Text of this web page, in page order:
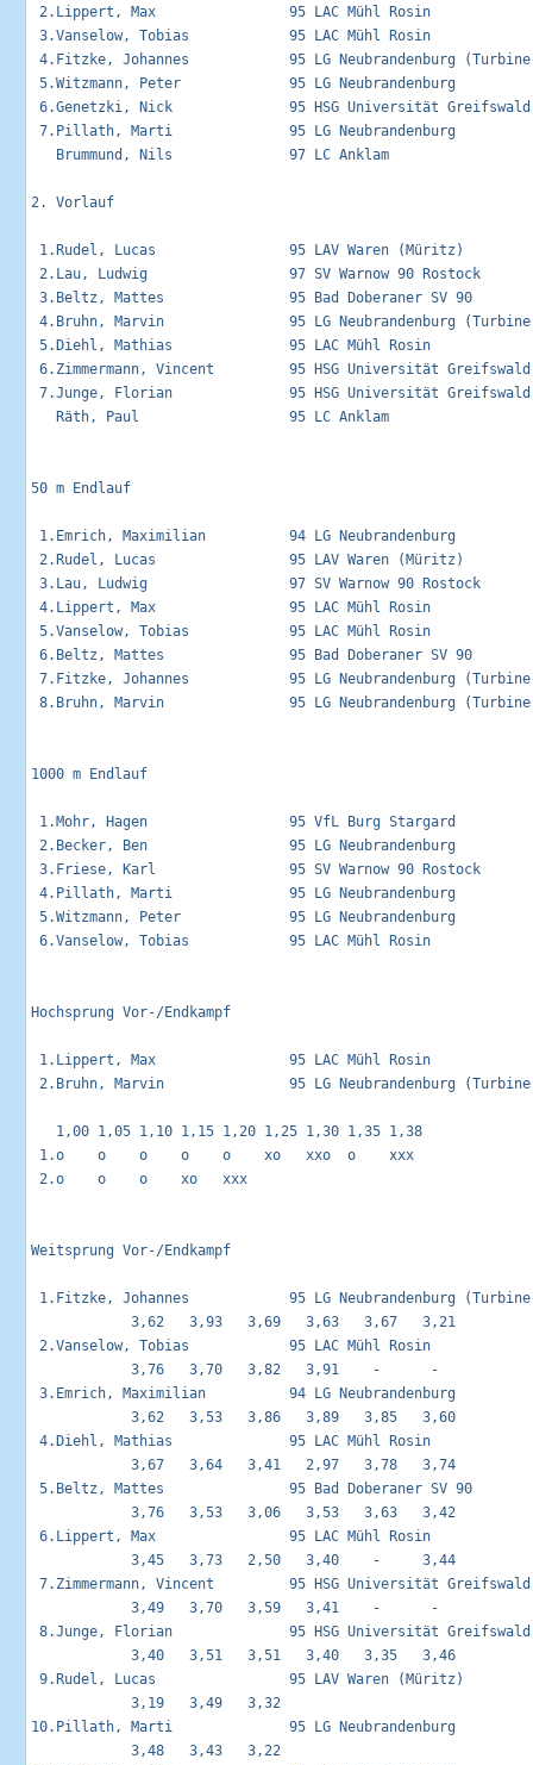
2.Lippert, Max                95 LAC Mühl Rosin
3.Vanselow, Tobias            95 LAC Mühl Rosin
4.Fitzke, Johannes            95 LG Neubrandenburg
5.Witzmann, Peter             95 LG Neubrandenburg
6.Genetzki, Nick              95 HSG Universität
7.Pillath, Marti              95 LG Neubrandenburg
Brummund, Nils              97 LC Anklam
2. Vorlauf
1.Rudel, Lucas                95 LAV Waren
2.Lau, Ludwig                 97 SV Warnow 90
3.Beltz, Mattes               95 Bad Doberaner SV
4.Bruhn, Marvin               95 LG Neubrandenburg
5.Diehl, Mathias              95 LAC Mühl Rosin
6.Zimmermann, Vincent         95 HSG Universität
7.Junge, Florian              95 HSG Universität
Räth, Paul                  95 LC Anklam
50 m Endlauf
1.Emrich, Maximilian          94 LG Neubrandenburg
2.Rudel, Lucas                95 LAV Waren (Müritz)
3.Lau, Ludwig                 97 SV Warnow 90 Rostock
4.Lippert, Max                95 LAC Mühl Rosin
5.Vanselow, Tobias            95 LAC Mühl Rosin
6.Beltz, Mattes               95 Bad Doberaner SV 90
7.Fitzke, Johannes            95 LG Neubrandenburg
8.Bruhn, Marvin               95 LG Neubrandenburg
1000 m Endlauf
1.Mohr, Hagen                 95 VfL Burg Stargard
2.Becker, Ben                 95 LG Neubrandenburg
3.Friese, Karl                95 SV Warnow 90 Rostock
4.Pillath, Marti              95 LG Neubrandenburg
5.Witzmann, Peter             95 LG Neubrandenburg
6.Vanselow, Tobias            95 LAC Mühl Rosin
Hochsprung Vor-/Endkampf
1.Lippert, Max                95 LAC Mühl Rosin
2.Bruhn, Marvin               95 LG Neubrandenburg
   1,00 1,05 1,10 1,15 1,20 1,25 1,30 1,35 1,38
1.o    o    o    o    o    xo   xxo  o    xxx
2.o    o    o    xo   xxx
Weitsprung Vor-/Endkampf
1.Fitzke, Johannes            95 LG Neubrandenburg
            3,62   3,93   3,69   3,63   3,67   3,21
2.Vanselow, Tobias            95 LAC Mühl Rosin
            3,76   3,70   3,82   3,91    -      -
3.Emrich, Maximilian          94 LG
            3,62   3,53   3,86   3,89   3,85   3,60
4.Diehl, Mathias              95 LAC Mühl Rosin
            3,67   3,64   3,41   2,97   3,78   3,74
5.Beltz, Mattes               95 Bad Doberaner SV
            3,76   3,53   3,06   3,53   3,63   3,42
6.Lippert, Max                95 LAC Mühl Rosin
            3,45   3,73   2,50   3,40    -     3,44
7.Zimmermann, Vincent         95 HSG Universität
            3,49   3,70   3,59   3,41    -      -
8.Junge, Florian              95 HSG Universität
            3,40   3,51   3,51   3,40   3,35   3,46
9.Rudel, Lucas                95 LAV Waren
            3,19   3,49   3,32
10.Pillath, Marti              95 LG
            3,48   3,43   3,22